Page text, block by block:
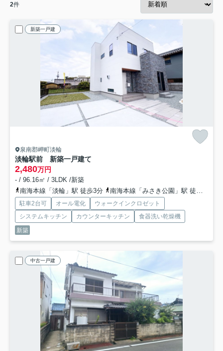
2件
新築一戸建
泉南郡岬町淡輪
淡輪駅前 新築一戸建て
2,480万円
- / 96.16㎡ / 3LDK /新築
南海本線「淡輪」駅 徒歩3分
南海本線「みさき公園」駅 徒歩28分
駐車2台可 オール電化
ウォークインクロゼット
システムキッチン
カウンターキッチン
食器洗い乾燥機
新築
中古一戸建